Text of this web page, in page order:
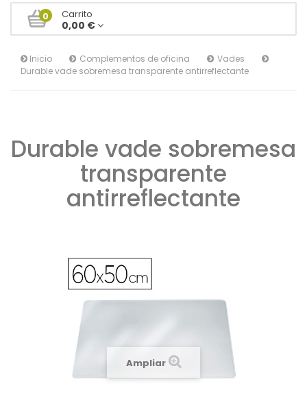
0 Carrito
0,00 €
Inicio Complementos de oficina
Vades
Durable vade sobremesa transparente antirreflectante
Durable vade sobremesa
transparente
antirreflectante
Ampliar